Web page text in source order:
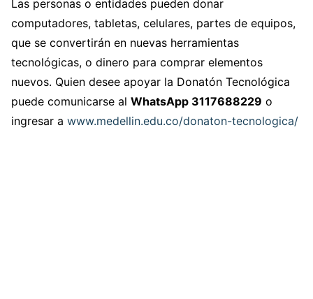
Las personas o entidades pueden donar
computadores, tabletas, celulares, partes de equipos,
que se convertirán en nuevas herramientas
tecnológicas, o dinero para comprar elementos
nuevos. Quien desee apoyar la Donatón Tecnológica
puede comunicarse al WhatsApp 3117688229 o
ingresar a www.medellin.edu.co/donaton-tecnologica/